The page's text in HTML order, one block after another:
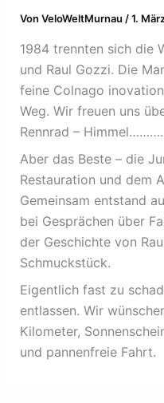
Von VeloWeltMurnau /1.
1984 trennten sich die
und Raul Gozzi. Die
feine Colnago
Weg. Wir freuen uns
Rennrad –
Aber das Beste – die
Restauration und dem
Gemeinsam entstand
bei Gesprächen über
der Geschichte von
Schmuckstück.
Eigentlich fast zu
entlassen. Wir
Kilometer,
und pannenfreie Fahrt.